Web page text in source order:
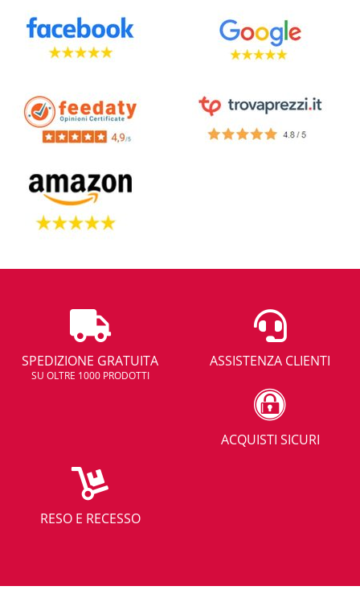
SPEDIZIONE GRATUITA
SU OLTRE 1000 PRODOTTI
ASSISTENZA CLIENTI
ACQUISTI SICURI
RESO E RECESSO